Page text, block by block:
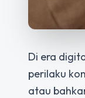
Di era
perilaku
atau